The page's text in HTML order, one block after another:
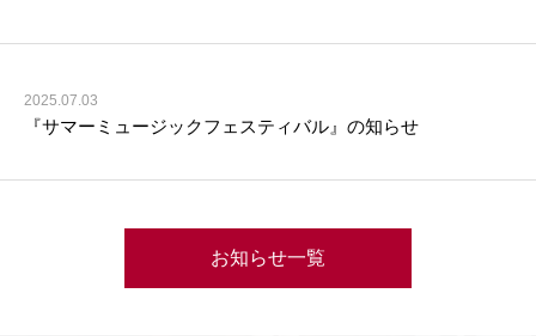
2025.07.03
『サマーミュージックフェスティバル』の知らせ
お知らせ一覧